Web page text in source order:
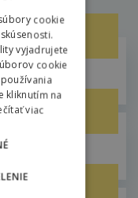
POLISH
cookie
vyjadrujete
cookie
kliknutím na
viac